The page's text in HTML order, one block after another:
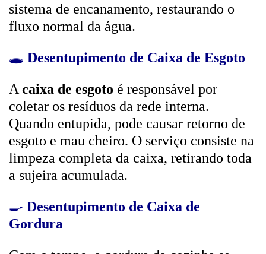
sistema de encanamento, restaurando o
fluxo normal da água.
🕳️ Desentupimento de Caixa de Esgoto
A caixa de esgoto é responsável por
coletar os resíduos da rede interna.
Quando entupida, pode causar retorno de
esgoto e mau cheiro. O serviço consiste na
limpeza completa da caixa, retirando toda
a sujeira acumulada.
🍳 Desentupimento de Caixa de
Gordura